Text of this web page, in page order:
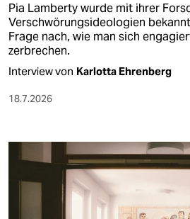
Pia Lamberty wurde mit ihrer
Verschwörungsideologien
Frage nach, wie man sich
zerbrechen.
Interview von Karlotta Ehrenberg
18.7.2026